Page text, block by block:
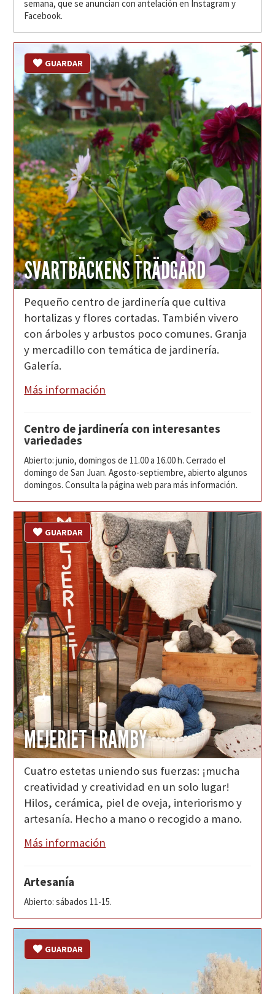
semana, que se anuncian con antelación en Instagram y
Facebook.
SVARTBÄCKENS TRÄDGÅRD
GUARDAR
Pequeño centro de jardinería que cultiva
hortalizas y flores cortadas. También vivero
con árboles y arbustos poco comunes. Granja
y mercadillo con temática de jardinería.
Galería.
Más información
Centro de jardinería con interesantes
variedades
Abierto: junio, domingos de 11.00 a 16.00 h. Cerrado el
domingo de San Juan. Agosto-septiembre, abierto algunos
domingos. Consulta la página web para más información.
MEJERIET I RAMBY
GUARDAR
Cuatro estetas uniendo sus fuerzas: ¡mucha
creatividad y creatividad en un solo lugar!
Hilos, cerámica, piel de oveja, interiorismo y
artesanía. Hecho a mano o recogido a mano.
Más información
Artesanía
Abierto: sábados 11-15.
GUARDAR